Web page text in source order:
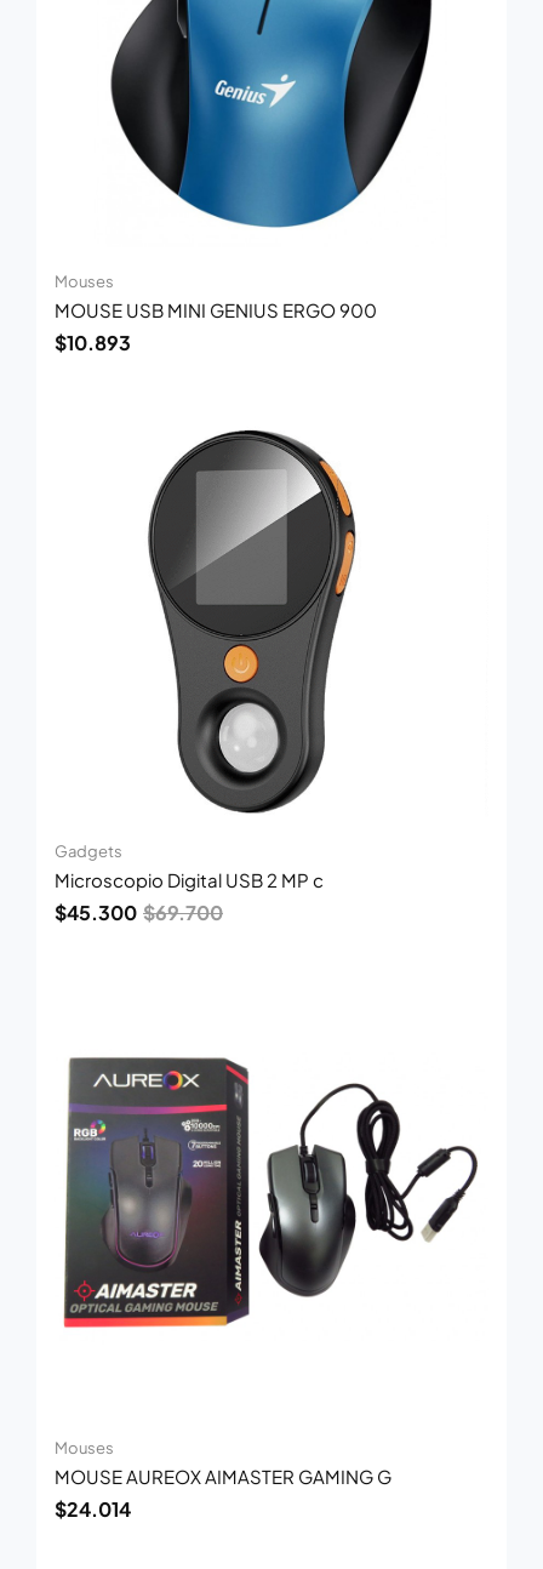
Mouses
MOUSE USB MINI GENIUS ERGO 900
$10.893
Gadgets
Microscopio Digital USB 2 MP c
$69.700
$45.300
Mouses
MOUSE AUREOX AIMASTER GAMING G
$24.014